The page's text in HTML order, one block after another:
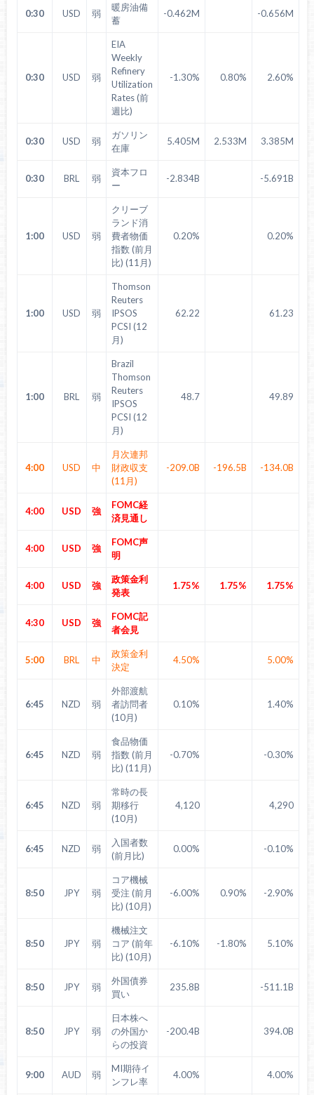
0:30 USD 弱
暖房油備
蓄
-0.462M -0.656M
0:30 USD 弱
EIA
Weekly
Refinery
Utilization
Rates (前
週比)
-1.30% 0.80% 2.60%
0:30 USD 弱
ガソリン
在庫
5.405M 2.533M 3.385M
0:30 BRL 弱
資本フロ
ー
-2.834B -5.691B
1:00 USD 弱
クリーブ
ランド消
費者物価
指数 (前月
比) (11月)
0.20% 0.20%
1:00 USD 弱
Thomson
Reuters
IPSOS
PCSI (12
月)
62.22 61.23
1:00 BRL 弱
Brazil
Thomson
Reuters
IPSOS
PCSI (12
月)
48.7 49.89
4:00 USD 中
月次連邦
財政収支
(11月)
-209.0B -196.5B -134.0B
4:00 USD 強
FOMC経
済見通し
4:00 USD 強
FOMC声
明
4:00 USD 強
政策金利
発表
1.75% 1.75% 1.75%
4:30 USD 強
FOMC記
者会見
5:00 BRL 中
政策金利
決定
4.50% 5.00%
6:45 NZD 弱
外部渡航
者訪問者
(10月)
0.10% 1.40%
6:45 NZD 弱
食品物価
指数 (前月
比) (11月)
-0.70% -0.30%
6:45 NZD 弱
常時の長
期移行
(10月)
4,120 4,290
6:45 NZD 弱
入国者数
(前月比)
0.00% -0.10%
8:50 JPY 弱
コア機械
受注 (前月
比) (10月)
-6.00% 0.90% -2.90%
8:50 JPY 弱
機械注文
コア (前年
比) (10月)
-6.10% -1.80% 5.10%
8:50 JPY 弱
外国債券
買い
235.8B -511.1B
8:50 JPY 弱
日本株へ
の外国か
らの投資
-200.4B 394.0B
9:00 AUD 弱
MI期待イ
ンフレ率
4.00% 4.00%